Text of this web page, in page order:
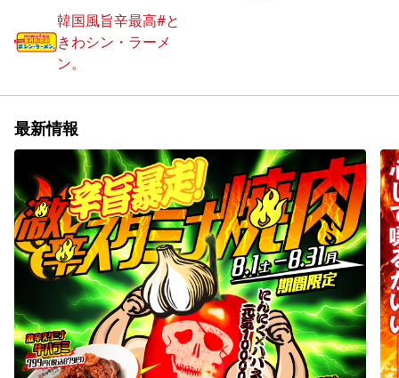
韓国風旨辛最高#と
きわシン・ラーメ
ン。
最新情報